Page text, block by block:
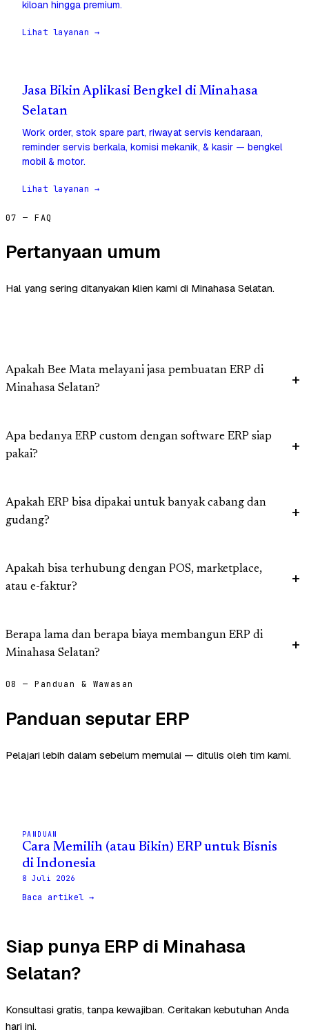
kiloan hingga premium.
Lihat layanan →
Jasa Bikin Aplikasi Bengkel di Minahasa
Selatan
Work order, stok spare part, riwayat servis kendaraan,
reminder servis berkala, komisi mekanik, & kasir — bengkel
mobil & motor.
Lihat layanan →
07 — FAQ
Pertanyaan umum
Hal yang sering ditanyakan klien kami di Minahasa Selatan.
Apakah Bee Mata melayani jasa pembuatan ERP di
Minahasa Selatan?
Apa bedanya ERP custom dengan software ERP siap
pakai?
Apakah ERP bisa dipakai untuk banyak cabang dan
gudang?
Apakah bisa terhubung dengan POS, marketplace,
atau e-faktur?
Berapa lama dan berapa biaya membangun ERP di
Minahasa Selatan?
08 — Panduan & Wawasan
Panduan seputar ERP
Pelajari lebih dalam sebelum memulai — ditulis oleh tim kami.
PANDUAN
Cara Memilih (atau Bikin) ERP untuk Bisnis
di Indonesia
8 Juli 2026
Baca artikel →
Siap punya ERP di Minahasa
Selatan?
Konsultasi gratis, tanpa kewajiban. Ceritakan kebutuhan Anda
hari ini.